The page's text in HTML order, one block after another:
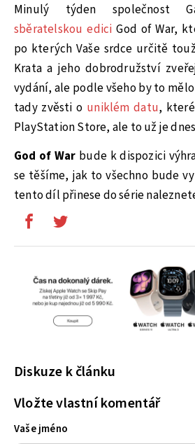
Minulý týden společnost
sběratelskou edici God of War,
po kterých Vaše srdce určitě
Krata a jeho dobrodružství
vydání, ale podle všeho by to
tady zvěsti o uniklém datu,
PlayStation Store, ale to už je
God of War bude k dispozici
se těšíme, jak to všechno bude
tento díl přinese do série
Diskuze k článku
Vložte vlastní komentář
Vaše jméno